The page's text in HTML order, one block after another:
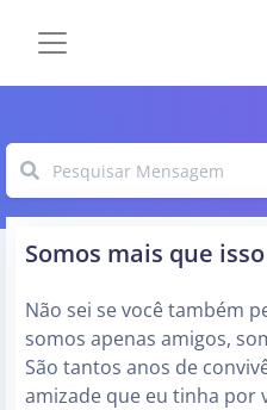
Somos mais que isso
Não sei se você também
somos apenas amigos,
São tantos anos de
amizade que eu tinha por